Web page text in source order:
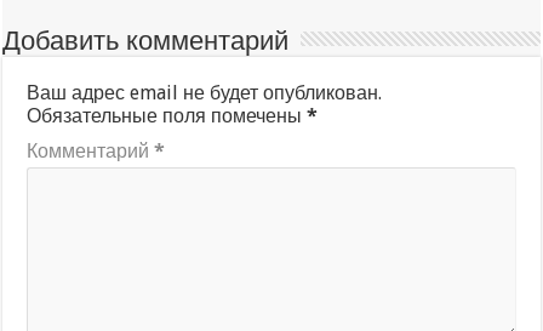
Добавить комментарий
Ваш адрес email не будет опубликован.
Обязательные поля помечены*
Комментарий*